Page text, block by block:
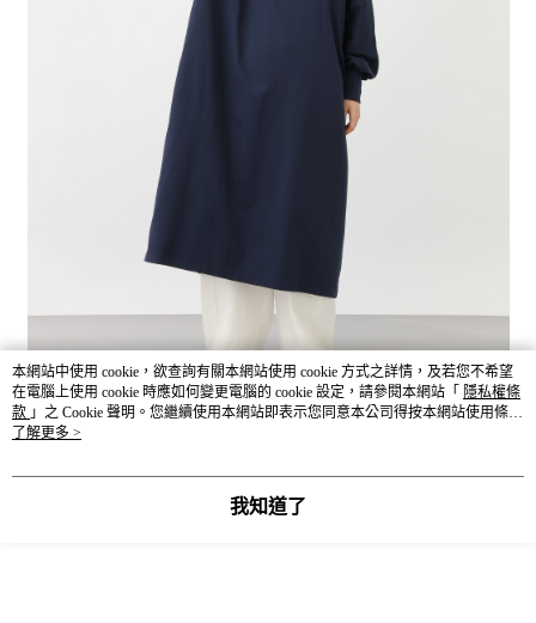
本網站中使用 cookie，欲查詢有關本網站使用 cookie 方式之詳情，及若您不希望
在電腦上使用 cookie 時應如何變更電腦的 cookie 設定，請參閱本網站「 隱私權條
款 」之 Cookie 聲明。您繼續使用本網站即表示您同意本公司得按本網站使用條款
之 Cookie 聲明使用 cookie。
了解更多 >
我知道了